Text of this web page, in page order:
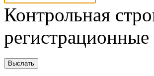
Контрольная